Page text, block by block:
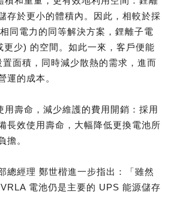
存於更小的體積內。因此，相較於採
同電力的同等解決方案，鋰離子電
更少) 的空間。如此一來，客戶便能
面積，同時減少散熱的需求，進而
運的成本。
壽命，減少維護的費用開銷：採用
長效使用壽命，大幅降低更換電池所
擔。
總經理 鄭世楷進一步指出：「雖然
電池仍是主要的 UPS 能源儲存